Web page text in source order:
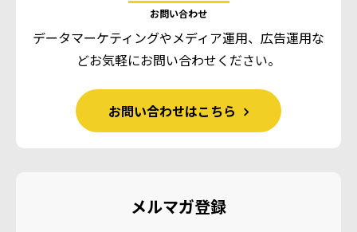
お問い合わせ
データマーケティングやメディア運用、広告運用な
どお気軽にお問い合わせください。
お問い合わせはこちら
メルマガ登録